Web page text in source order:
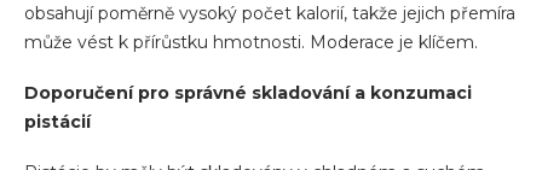
obsahují poměrně vysoký počet kalorií, takže jejich přemíra
může vést k přírůstku hmotnosti. Moderace je klíčem.
Doporučení pro správné skladování a konzumaci
pistácií